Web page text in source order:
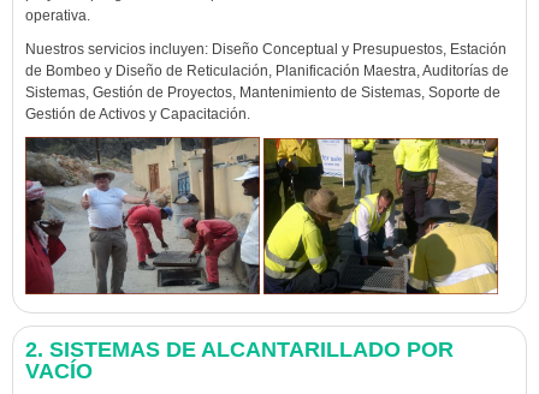
operativa.
Nuestros servicios incluyen: Diseño Conceptual y Presupuestos, Estación
de Bombeo y Diseño de Reticulación, Planificación Maestra, Auditorías de
Sistemas, Gestión de Proyectos, Mantenimiento de Sistemas, Soporte de
Gestión de Activos y Capacitación.
2. SISTEMAS DE ALCANTARILLADO POR
VACÍO